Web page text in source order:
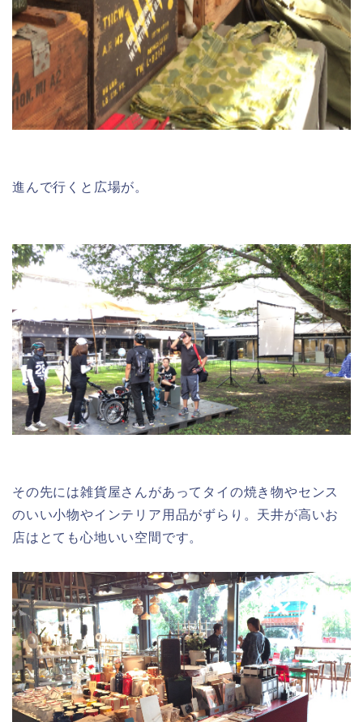
進んで行くと広場が。
その先には雑貨屋さんがあってタイの焼き物やセンス
のいい小物やインテリア用品がずらり。天井が高いお
店はとても心地いい空間です。